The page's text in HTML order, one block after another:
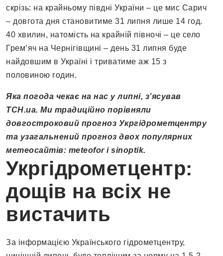
скрізь: на крайньому півдні України – це мис Сарич
– довгота дня становитиме 31 липня лише 14 год.
40 хвилин, натомість на крайній півночі – це село
Грем’яч на Чернігівщині – день 31 липня буде
найдовшим в Україні і триватиме аж 15 з
половиною годин.
Яка погода чекає на нас у липні, з’ясував
ТСН.ua. Ми традиційно порівняли
довгостроковий прогноз Укргідрометцентру
та узагальнений прогноз двох популярних
метеосайтів: meteofor і sinoptik.
Укргідрометцентр:
дощів на всіх не
вистачить
За інформацією Українського гідрометцентру,